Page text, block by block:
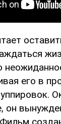
его в
он